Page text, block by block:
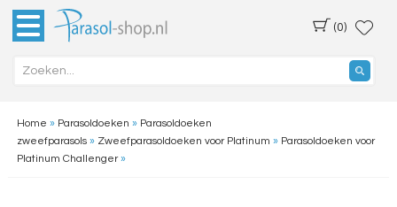
(0)
Home » Parasoldoeken » Parasoldoeken
zweefparasols» Zweefparasoldoeken voor Platinum » Parasoldoeken voor
Platinum Challenger»